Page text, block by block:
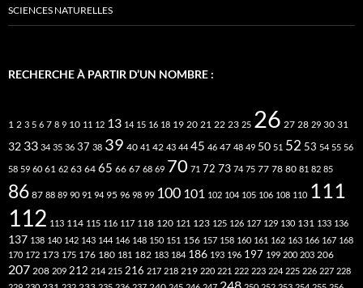
SCIENCES NATURELLES
RECHERCHE À PARTIR D’UN NOMBRE :
1 2 3 5 6 7 8 9 10 11 12 13 14 15 16 18 19 20 21 22 23 25 26 27 28 29 30 31
32 33 34 35 36 37 38 39 40 41 42 43 44 45 46 47 48 49 50 51 52 53 54 55 56
58 59 60 61 62 63 64 65 66 67 68 69 70 71 72 73 74 75 77 78 80 81 82 85
86 87 88 89 90 91 94 95 96 98 99 100 101 102 104 105 106 108 110 111
112 113 114 115 116 117 118 120 121 123 125 126 127 129 130 131 133 136
137 138 140 142 143 144 146 148 150 151 156 157 158 160 161 162 163 166 167 168
170 172 173 175 176 180 181 182 183 184 186 193 196 197 199 200 203 206
207 208 209 212 214 215 216 217 218 219 220 221 222 223 224 225 226 227 228